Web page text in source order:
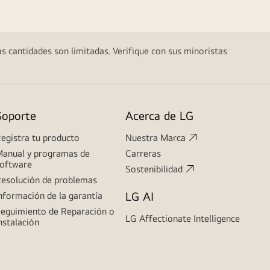
cantidades son limitadas. Verifique con sus minoristas
tu producto
y programas de
de problemas
de la garantía
de Reparación o
Acerca de LG
Nuestra Marca
Carreras
Sostenibilidad
LG AI
LG Affectionate Intelligence